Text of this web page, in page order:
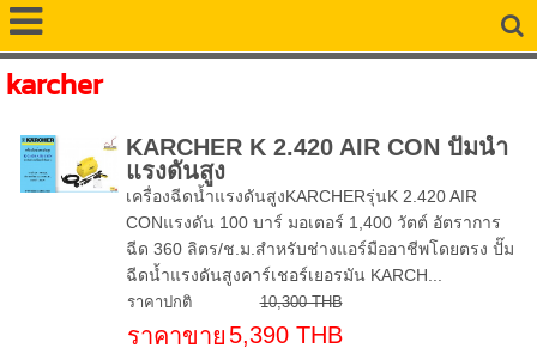
karcher
KARCHER K 2.420 AIR CON ปั๊มน้ำ
แรงดันสูง
เครื่องฉีดน้ำแรงดันสูงKARCHERรุ่นK 2.420 AIR
CONแรงดัน 100 บาร์ มอเตอร์ 1,400 วัตต์ อัตราการ
ฉีด 360 ลิตร/ช.ม.สำหรับช่างแอร์มืออาชีพโดยตรง ปั๊ม
ฉีดน้ำแรงดันสูงคาร์เชอร์เยอรมัน KARCH...
ราคาปกติ 10,300 THB
ราคาขาย 5,390 THB